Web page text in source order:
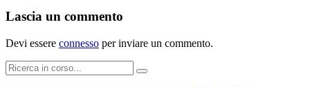
Lascia un commento
Devi essere connesso per inviare un commento.
Cerca: